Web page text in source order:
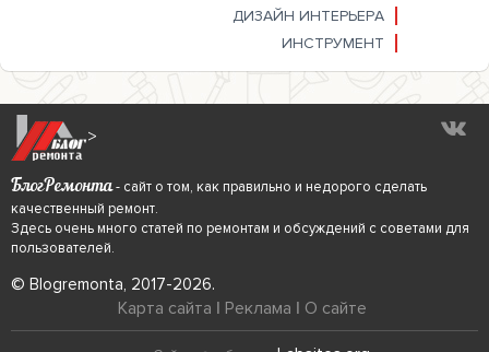
ДИЗАЙН ИНТЕРЬЕРА
ИНСТРУМЕНТ
>
БлогРемонта- сайт о том, как правильно и недорого сделать
качественный ремонт.
Здесь очень много статей по ремонтам и обсуждений с советами для
пользователей.
© Blogremonta, 2017-2026.
Карта сайта | Реклама | О сайте